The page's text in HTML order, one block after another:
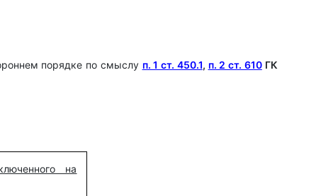
порядке по смыслу п. 1 ст. 450.1, п. 2 ст. 610ГК
на